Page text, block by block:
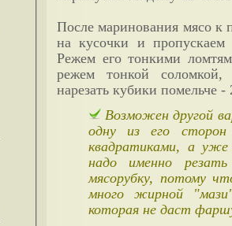
После маринования мясо к
на кусочки и
Режем его тонкими
режем тонкой
нарезать кубики помельче
Возможен другой
одну из его сторон
квадратиками, а
надо именно
мясорубку, потому
много жирной
которая не даст